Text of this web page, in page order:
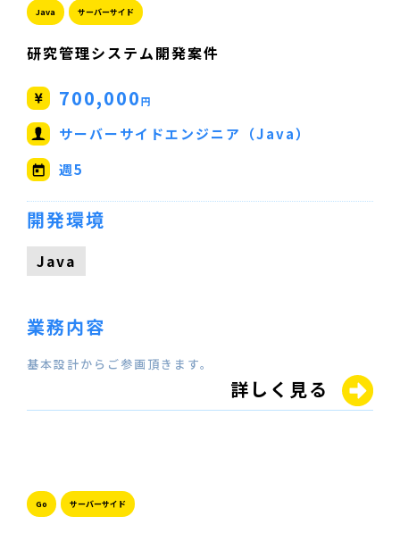
Java サーバーサイド
研究管理システム開発案件
700,000円
サーバーサイドエンジニア（Java）
週5
開発環境
Java
業務内容
基本設計からご参画頂きます。
詳しく見る
Go サーバーサイド